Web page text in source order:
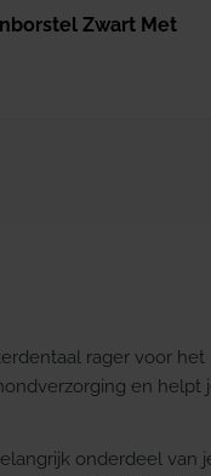
Zwart Met
rager voor
en
onderdeel van